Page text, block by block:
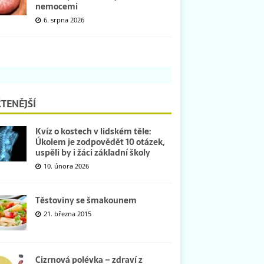
nemocemi
6. srpna 2026
Kvíz o kostech v lidském těle:
Úkolem je zodpovědět 10 otázek,
uspěli by i žáci základní školy
10. února 2026
Těstoviny se šmakounem
21. března 2015
Cizrnová polévka – zdraví z